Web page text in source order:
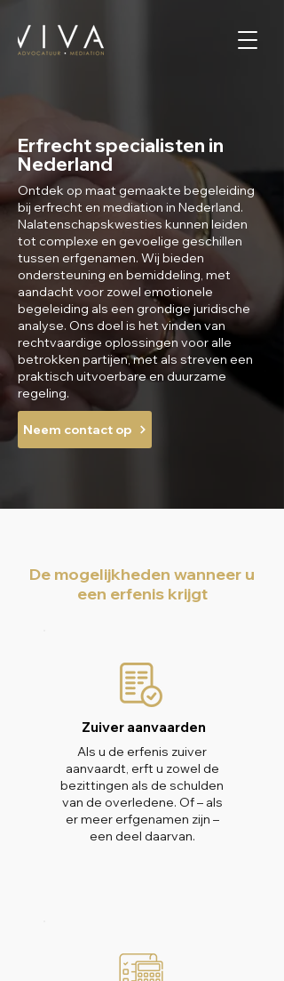
Erfrecht specialisten in
Nederland
Ontdek op maat gemaakte begeleiding
bij erfrecht en mediation in Nederland.
Nalatenschapskwesties kunnen leiden
tot complexe en gevoelige geschillen
tussen erfgenamen. Wij bieden
ondersteuning en bemiddeling, met
aandacht voor zowel emotionele
begeleiding als een grondige juridische
analyse. Ons doel is het vinden van
rechtvaardige oplossingen voor alle
betrokken partijen, met als streven een
praktisch uitvoerbare en duurzame
regeling.
Neem contact op
De mogelijkheden wanneer u
een erfenis krijgt
Zuiver aanvaarden
Als u de erfenis zuiver
aanvaardt, erft u zowel de
bezittingen als de schulden
van de overledene. Of – als
er meer erfgenamen zijn –
een deel daarvan.